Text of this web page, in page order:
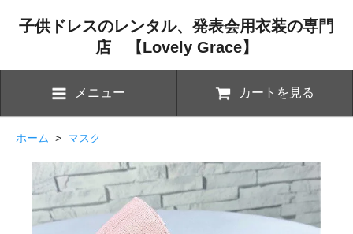
子供ドレスのレンタル、発表会用衣装の専門
店 【Lovely Grace】
メニュー カートを見る
ホーム > マスク